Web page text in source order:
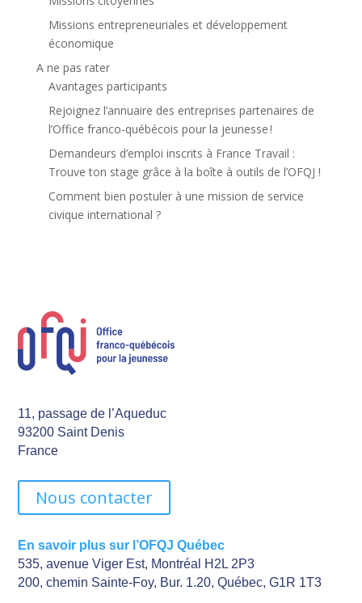
Missions entrepreneuriales et développement
économique
A ne pas rater
Avantages participants
Rejoignez l’annuaire des entreprises partenaires de
l’Office franco-québécois pour la jeunesse !
Demandeurs d’emploi inscrits à France Travail :
Trouve ton stage grâce à la boîte à outils de l’OFQJ !
Comment bien postuler à une mission de service
civique international ?
11, passage de l’Aqueduc
93200 Saint Denis
France
Nous contacter
En savoir plus sur l’OFQJ Québec
535, avenue Viger Est, Montréal H2L 2P3
200, chemin Sainte-Foy, Bur. 1.20, Québec, G1R 1T3